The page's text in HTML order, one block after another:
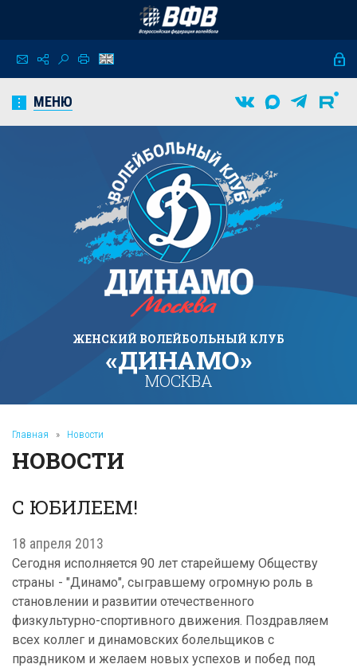
МЕНЮ
ЖЕНСКИЙ ВОЛЕЙБОЛЬНЫЙ КЛУБ
«ДИНАМО»
МОСКВА
Главная » Новости
НОВОСТИ
С ЮБИЛЕЕМ!
18 апреля 2013
Сегодня исполняется 90 лет старейшему Обществу
страны - "Динамо", сыгравшему огромную роль в
становлении и развитии отечественного
физкультурно-спортивного движения. Поздравляем
всех коллег и динамовских болельщиков с
праздником и желаем новых успехов и побед под